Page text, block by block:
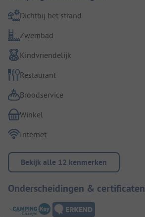
Dichtbij het strand
Zwembad
Kindvriendelijk
Restaurant
Broodservice
Winkel
Internet
Bekijk alle 12 kenmerken
Onderscheidingen & certificaten